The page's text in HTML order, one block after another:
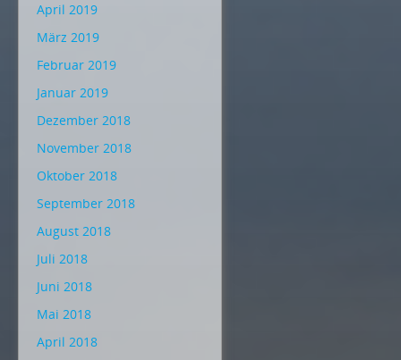
April 2019
März 2019
Februar 2019
Januar 2019
Dezember 2018
November 2018
Oktober 2018
September 2018
August 2018
Juli 2018
Juni 2018
Mai 2018
April 2018